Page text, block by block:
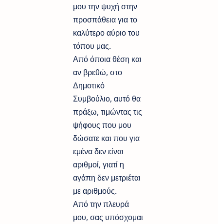
μου την ψυχή στην
προσπάθεια για το
καλύτερο αύριο του
τόπου μας.
Από όποια θέση και
αν βρεθώ, στο
Δημοτικό
Συμβούλιο, αυτό θα
πράξω, τιμώντας τις
ψήφους που μου
δώσατε και που για
εμένα δεν είναι
αριθμοί, γιατί η
αγάπη δεν μετριέται
με αριθμούς.
Από την πλευρά
μου, σας υπόσχομαι